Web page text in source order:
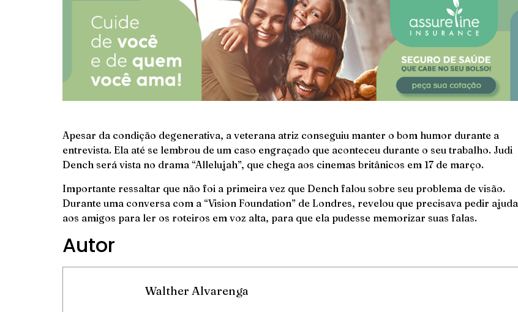
Apesar da condição degenerativa, a veterana atriz conseguiu manter o bom humor durante a
entrevista. Ela até se lembrou de um caso engraçado que aconteceu durante o seu trabalho. Judi
Dench será vista no drama “Allelujah”, que chega aos cinemas britânicos em 17 de março.
Importante ressaltar que não foi a primeira vez que Dench falou sobre seu problema de visão.
Durante uma conversa com a “Vision Foundation” de Londres, revelou que precisava pedir ajuda
aos amigos para ler os roteiros em voz alta, para que ela pudesse memorizar suas falas.
Autor
Walther Alvarenga